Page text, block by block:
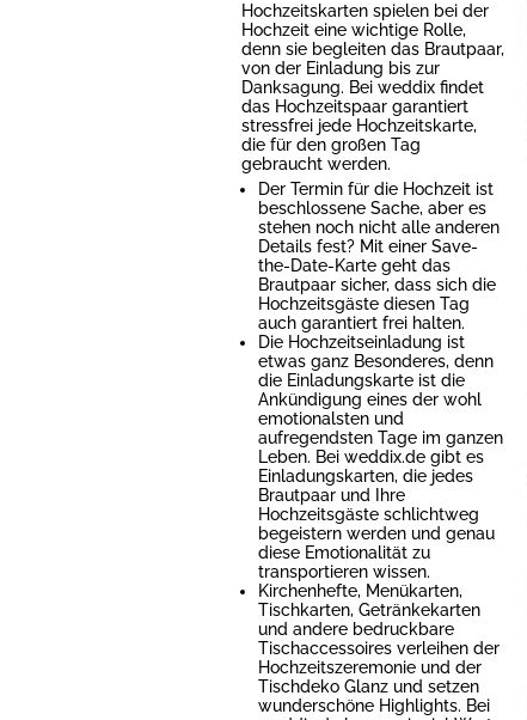
Hochzeitskarten spielen bei der
Hochzeit eine wichtige Rolle,
denn sie begleiten das Brautpaar,
von der Einladung bis zur
Danksagung. Bei weddix findet
das Hochzeitspaar garantiert
stressfrei jede Hochzeitskarte,
die für den großen Tag
gebraucht werden.
Der Termin für die Hochzeit ist
beschlossene Sache, aber es
stehen noch nicht alle anderen
Details fest? Mit einer Save-
the-Date-Karte geht das
Brautpaar sicher, dass sich die
Hochzeitsgäste diesen Tag
auch garantiert frei halten.
Die Hochzeitseinladung ist
etwas ganz Besonderes, denn
die Einladungskarte ist die
Ankündigung eines der wohl
emotionalsten und
aufregendsten Tage im ganzen
Leben. Bei weddix.de gibt es
Einladungskarten, die jedes
Brautpaar und Ihre
Hochzeitsgäste schlichtweg
begeistern werden und genau
diese Emotionalität zu
transportieren wissen.
Kirchenhefte, Menükarten,
Tischkarten, Getränkekarten
und andere bedruckbare
Tischaccessoires verleihen der
Hochzeitszeremonie und der
Tischdeko Glanz und setzen
wunderschöne Highlights. Bei